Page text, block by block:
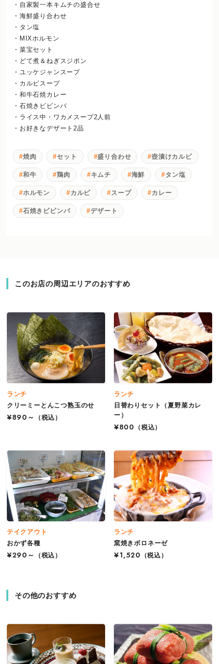
・自家製一本キムチの盛合せ
・海鮮盛り合わせ
・タン塩
・MIXホルモン
・菜宝セット
・どて煮＆ねぎスジポン
・ユッケジャンスープ
・カルビスープ
・和牛石焼カレー
・石焼きビビンバ
・ライス中・ワカメスープ2人前
・お好きなデザート2品
焼肉 セット 盛り合わせ 壺漬けカルビ
和牛 鶏肉 キムチ 海鮮 タン塩
ホルモン カルビ スープ カレー
石焼きビビンバ デザート
このお店の周辺エリアのおすすめ
ランチ
クリーミーとんこつ熟玉のせ
¥890～
（税込）
ランチ
日替わりセット（夏野菜カレ
ー）
¥800
（税込）
テイクアウト
おかず各種
¥290～
（税込）
ランチ
窯焼きボロネーゼ
¥1,520
（税込）
その他のおすすめ